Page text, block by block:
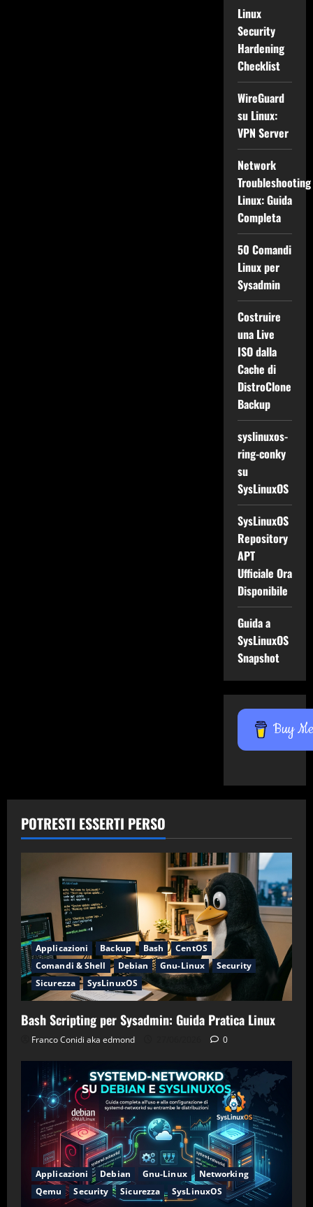
Linux
Security
Hardening
Checklist
WireGuard
su Linux:
VPN Server
Network
Troubleshooting
Linux: Guida
Completa
50 Comandi
Linux per
Sysadmin
Costruire
una Live
ISO dalla
Cache di
DistroClone
Backup
syslinuxos-
ring-conky
su
SysLinuxOS
SysLinuxOS
Repository
APT
Ufficiale Ora
Disponibile
Guida a
SysLinuxOS
Snapshot
Buy
POTRESTI ESSERTI PERSO
Applicazioni Backup Bash
CentOS
Comandi & Shell
Debian Gnu-Linux
Security
Sicurezza
SysLinuxOS
Bash Scripting per Sysadmin: Guida Pratica Linux
Franco Conidi aka edmond 0
Applicazioni Debian Gnu-Linux
Networking
Qemu
Security Sicurezza SysLinuxOS